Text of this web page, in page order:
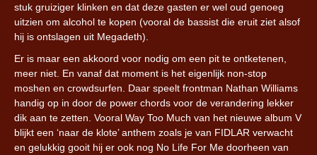
stuk gruiziger klinken en dat deze gasten er wel oud genoeg
uitzien om alcohol te kopen (vooral de bassist die eruit ziet alsof
hij is ontslagen uit Megadeth).
Er is maar een akkoord voor nodig om een pit te ontketenen,
meer niet. En vanaf dat moment is het eigenlijk non-stop
moshen en crowdsurfen. Daar speelt frontman Nathan Williams
handig op in door de power chords voor de verandering lekker
dik aan te zetten. Vooral Way Too Much van het nieuwe album V
blijkt een ‘naar de klote’ anthem zoals je van FIDLAR verwacht
en gelukkig gooit hij er ook nog No Life For Me doorheen van